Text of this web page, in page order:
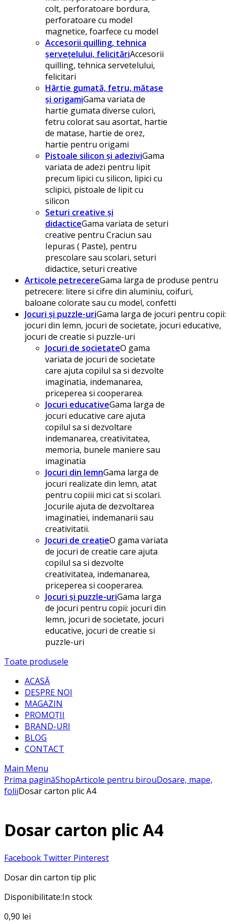
colt, perforatoare bordura,
perforatoare cu model
magnetice, foarfece cu model
Accesorii quilling, tehnica
șervețelului, felicităriAccesorii
quilling, tehnica servetelului,
felicitari
Hârtie gumată, fetru, mătase
și origamiGama variata de
hartie gumata diverse culori,
fetru colorat sau asortat, hartie
de matase, hartie de orez,
hartie pentru origami
Pistoale silicon și adeziviGama
variata de adezi pentru lipit
precum lipici cu silicon, lipici cu
sclipici, pistoale de lipit cu
silicon
Seturi creative și
didacticeGama variata de seturi
creative pentru Craciun sau
Iepuras ( Paste), pentru
prescolare sau scolari, seturi
didactice, seturi creative
Articole petrecereGama larga de produse pentru
petrecere: litere si cifre din aluminiu, coifuri,
baloane colorate sau cu model, confetti
Jocuri și puzzle-uriGama larga de jocuri pentru copii:
jocuri din lemn, jocuri de societate, jocuri educative,
jocuri de creatie si puzzle-uri
Jocuri de societateO gama
variata de jocuri de societate
care ajuta copilul sa si dezvolte
imaginatia, indemanarea,
priceperea si cooperarea.
Jocuri educativeGama larga de
jocuri educative care ajuta
copilul sa si dezvoltare
indemanarea, creativitatea,
memoria, bunele maniere sau
imaginatia
Jocuri din lemnGama larga de
jocuri realizate din lemn, atat
pentru copiii mici cat si scolari.
Jocurile ajuta de dezvoltarea
imaginatiei, indemanarii sau
creativitatii.
Jocuri de creațieO gama variata
de jocuri de creatie care ajuta
copilul sa si dezvolte
creativitatea, indemanarea,
priceperea si cooperarea.
Jocuri și puzzle-uriGama larga
de jocuri pentru copii: jocuri din
lemn, jocuri de societate, jocuri
educative, jocuri de creatie si
puzzle-uri
Toate produsele
ACASĂ
DESPRE NOI
MAGAZIN
PROMOȚII
BRAND-URI
BLOG
CONTACT
Main Menu
Prima paginăShopArticole pentru birouDosare, mape,
foliiDosar carton plic A4
Dosar carton plic A4
Facebook Twitter Pinterest
Dosar din carton tip plic
Disponibilitate:In stock
0,90 lei